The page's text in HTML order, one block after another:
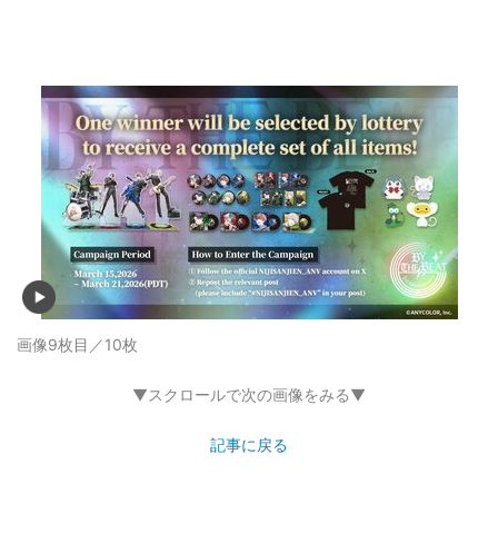
画像9枚目／10枚
▼スクロールで次の画像をみる▼
記事に戻る